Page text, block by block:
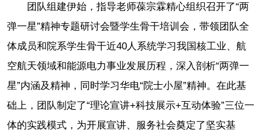
团队组建伊始，指导老师葆宗霖精心组织召开了“两
弹一星”精神专题研讨会暨学生骨干培训会，带领团队全
体成员和院系学生骨干近40人系统学习我国核工业、航
空航天领域和能源电力事业发展历程，深入剖析“两弹一
星”内涵及精神，同时学习华电“院士小屋”精神。在此基
础上，团队制定了“理论宣讲+科技展示+互动体验”三位一
体的实践模式，为开展宣讲、服务社会奠定了坚实基